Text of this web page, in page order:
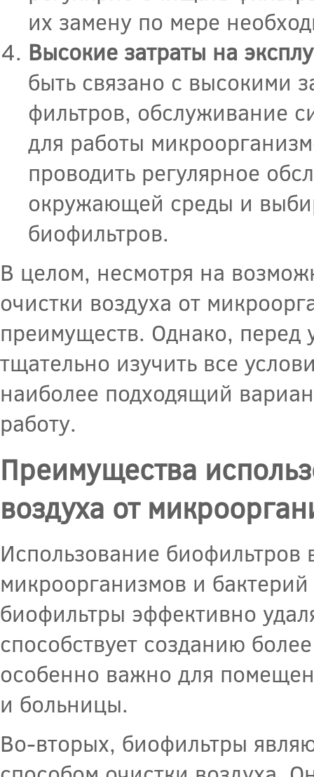
их замену по мере
Высокие затраты на
быть связано с высокими
фильтров, обслуживание
для работы
проводить регулярное
окружающей среды и
биофильтров.
В целом, несмотря на
очистки воздуха от
преимуществ. Однако, перед
тщательно изучить все
наиболее подходящий
работу.
Преимущества
воздуха от
Использование биофильтров
микроорганизмов и
биофильтры эффективно
способствует созданию
особенно важно для
и больницы.
Во-вторых, биофильтры